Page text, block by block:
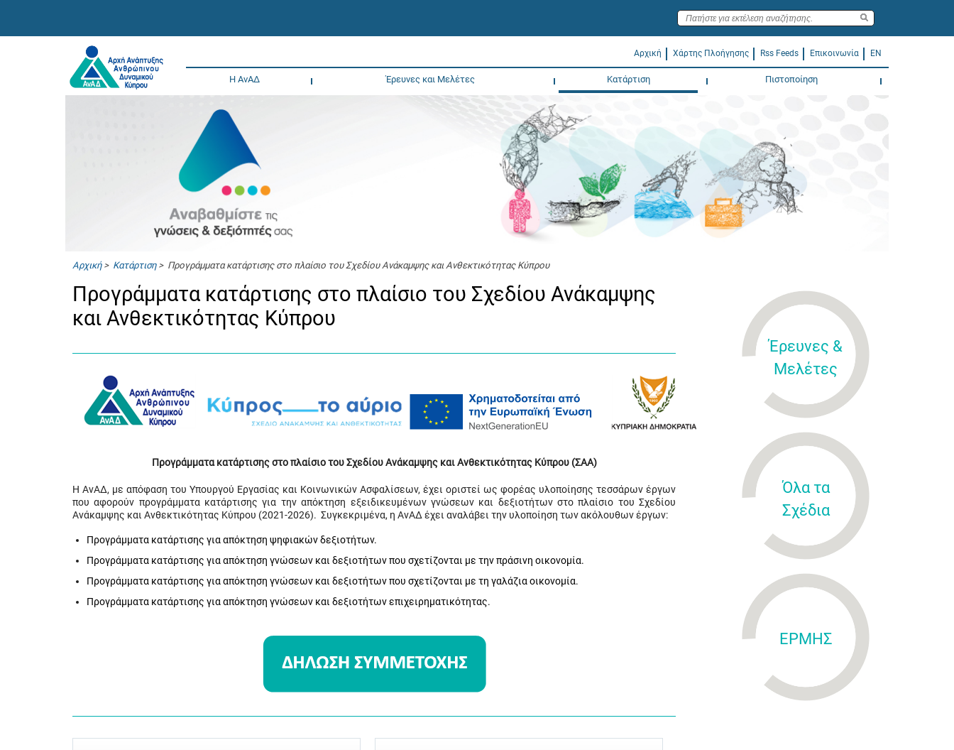
Αρχική Χάρτης Πλοήγησης Rss Feeds Επικοινωνία EN
Η ΑνΑΔ Έρευνες και Μελέτες Κατάρτιση Πιστοποίηση
Αρχική> Κατάρτιση> Προγράμματα κατάρτισης στο πλαίσιο του Σχεδίου Ανάκαμψης και Ανθεκτικότητας Κύπρου
Προγράμματα κατάρτισης στο πλαίσιο του Σχεδίου Ανάκαμψης
και Ανθεκτικότητας Κύπρου
Προγράμματα κατάρτισης στο πλαίσιο του Σχεδίου Ανάκαμψης και Ανθεκτικότητας Κύπρου (ΣΑΑ)
Η ΑνΑΔ, με απόφαση του Υπουργού Εργασίας και Κοινωνικών Ασφαλίσεων, έχει οριστεί ως φορέας υλοποίησης τεσσάρων έργων
που αφορούν προγράμματα κατάρτισης για την απόκτηση εξειδικευμένων γνώσεων και δεξιοτήτων στο πλαίσιο του Σχεδίου
Ανάκαμψης και Ανθεκτικότητας Κύπρου (2021-2026). Συγκεκριμένα, η ΑνΑΔ έχει αναλάβει την υλοποίηση των ακόλουθων έργων:
Προγράμματα κατάρτισης για απόκτηση ψηφιακών δεξιοτήτων.
Προγράμματα κατάρτισης για απόκτηση γνώσεων και δεξιοτήτων που σχετίζονται με την πράσινη οικονομία.
Προγράμματα κατάρτισης για απόκτηση γνώσεων και δεξιοτήτων που σχετίζονται με τη γαλάζια οικονομία.
Προγράμματα κατάρτισης για απόκτηση γνώσεων και δεξιοτήτων επιχειρηματικότητας.
Έρευνες &
Μελέτες
Όλα τα
Σχέδια
ΕΡΜΗΣ